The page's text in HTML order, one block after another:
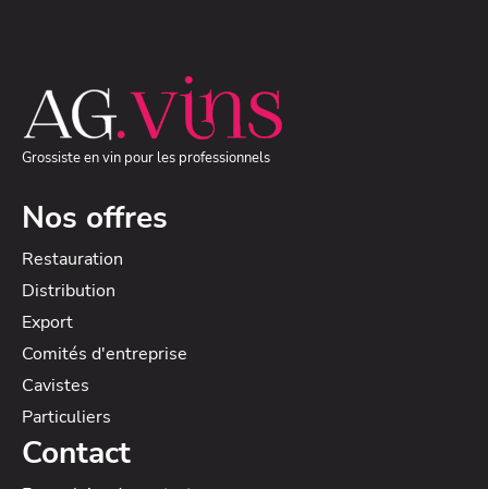
Grossiste en vin pour les professionnels
Nos offres
Restauration
Distribution
Export
Comités d'entreprise
Cavistes
Particuliers
Contact